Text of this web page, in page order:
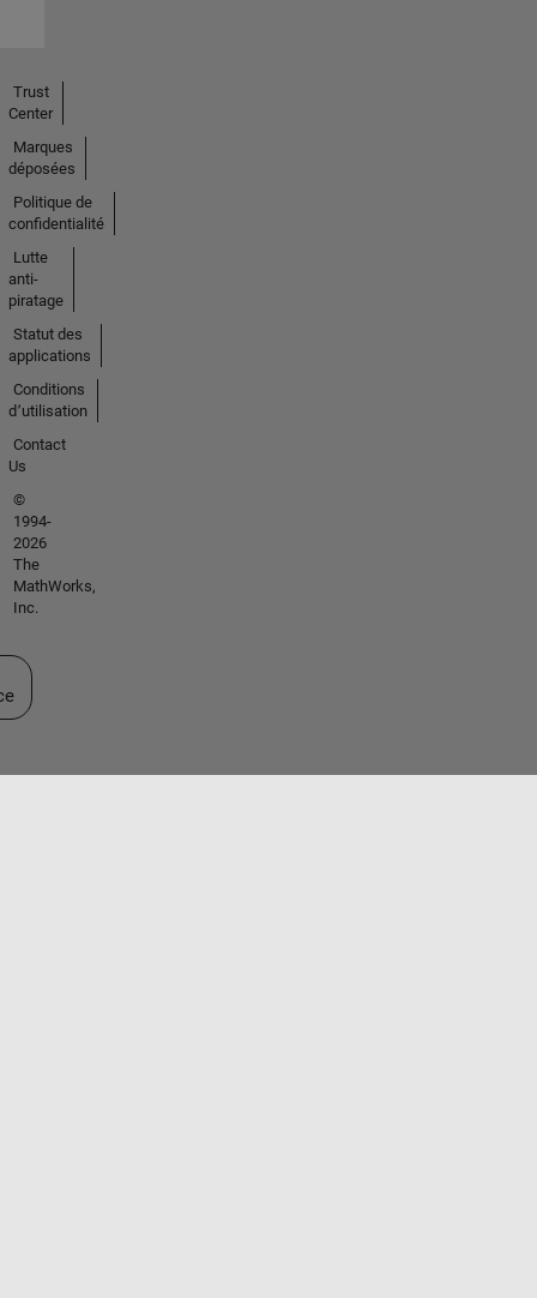
Trust
Center
Marques
déposées
Politique de
confidentialité
Lutte
anti-
piratage
Statut des
applications
Conditions
d՚utilisation
Contact
Us
©
1994-
2026
The
MathWorks,
Inc.
un site web